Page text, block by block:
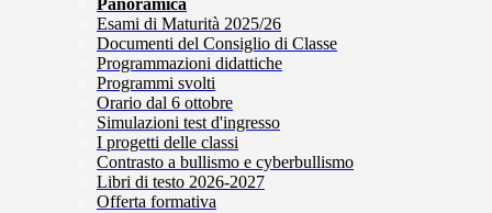
Panoramica
Esami di Maturità 2025/26
Documenti del Consiglio di Classe
Programmazioni didattiche
Programmi svolti
Orario dal 6 ottobre
Simulazioni test d'ingresso
I progetti delle classi
Contrasto a bullismo e cyberbullismo
Libri di testo 2026-2027
Offerta formativa